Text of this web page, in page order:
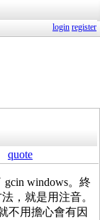
login register
quote
windows。終
，就是用注音。
不用擔心會有因